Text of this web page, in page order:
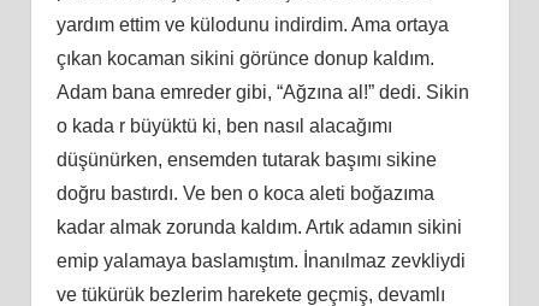
yardım ettim ve külodunu indirdim. Ama ortaya
çıkan kocaman sikini görünce donup kaldım.
Adam bana emreder gibi, “Ağzına al!” dedi. Sikin
o kada r büyüktü ki, ben nasıl alacağımı
düşünürken, ensemden tutarak başımı sikine
doğru bastırdı. Ve ben o koca aleti boğazıma
kadar almak zorunda kaldım. Artık adamın sikini
emip yalamaya baslamıştım. İnanılmaz zevkliydi
ve tükürük bezlerim harekete geçmiş, devamlı